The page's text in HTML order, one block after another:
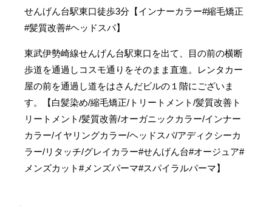
せんげん台駅東口徒歩3分【インナーカラー#縮毛矯正
#髪質改善#ヘッドスパ】
東武伊勢崎線せんげん台駅東口を出て、目の前の横断
歩道を通過しコスモ通りをそのまま直進。レンタカー
屋の前を通過し道をはさんだビルの１階にございま
す。【白髪染め/縮毛矯正/トリートメント/髪質改善ト
リートメント/髪質改善/オーガニックカラー/インナー
カラー/イヤリングカラー/ヘッドスパ/アディクシーカ
ラー/リタッチ/グレイカラー#せんげん台#オージュア#
メンズカット#メンズパーマ#スパイラルパーマ】